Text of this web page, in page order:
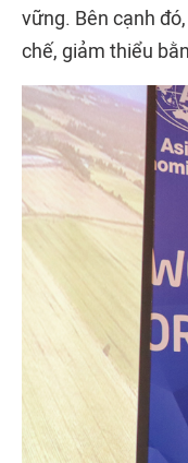
vững. Bên cạnh
chế, giảm thiểu